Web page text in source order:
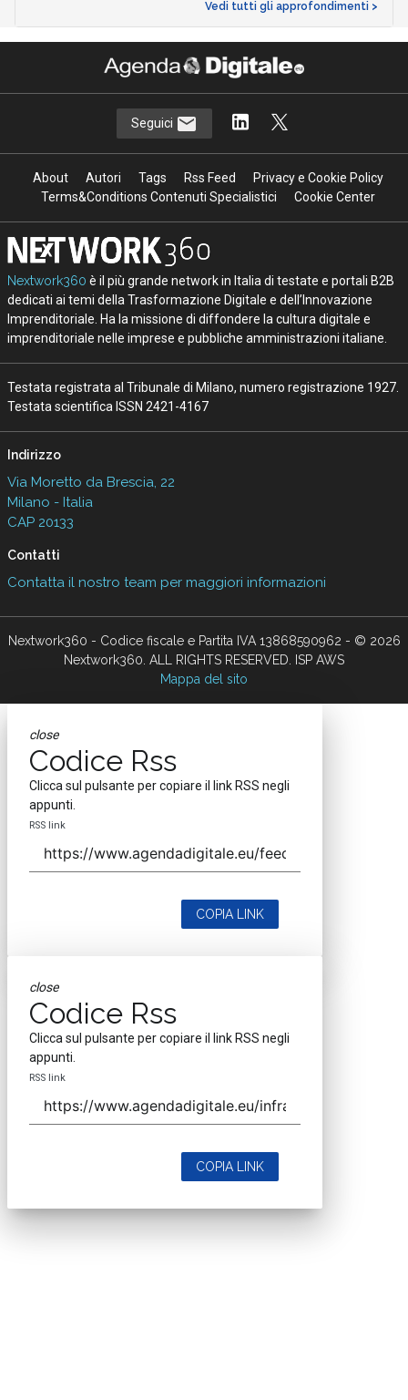
Vedi tutti gli approfondimenti >
Seguici
About Autori Tags Rss Feed
Privacy e Cookie Policy
Terms&Conditions Contenuti Specialistici
Cookie Center
Nextwork360 è il più grande network in Italia di testate e portali B2B
dedicati ai temi della Trasformazione Digitale e dell’Innovazione
Imprenditoriale. Ha la missione di diffondere la cultura digitale e
imprenditoriale nelle imprese e pubbliche amministrazioni italiane.
Testata registrata al Tribunale di Milano, numero registrazione 1927.
Testata scientifica ISSN 2421-4167
Indirizzo
Via Moretto da Brescia, 22
Milano - Italia
CAP 20133
Contatti
Contatta il nostro team per maggiori informazioni
Nextwork360 - Codice fiscale e Partita IVA 13868590962 - © 2026
Nextwork360. ALL RIGHTS RESERVED. ISP AWS
Mappa del sito
close
Codice Rss
Clicca sul pulsante per copiare il link RSS negli
appunti.
RSS link
COPIA LINK
close
Codice Rss
Clicca sul pulsante per copiare il link RSS negli
appunti.
RSS link
COPIA LINK